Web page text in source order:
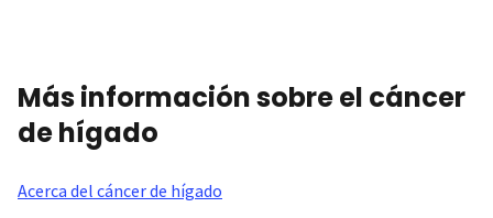
Más información sobre el cáncer
de hígado
Acerca del cáncer de hígado